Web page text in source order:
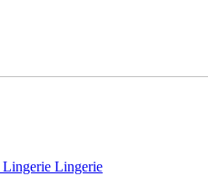
Lingerie Lingerie